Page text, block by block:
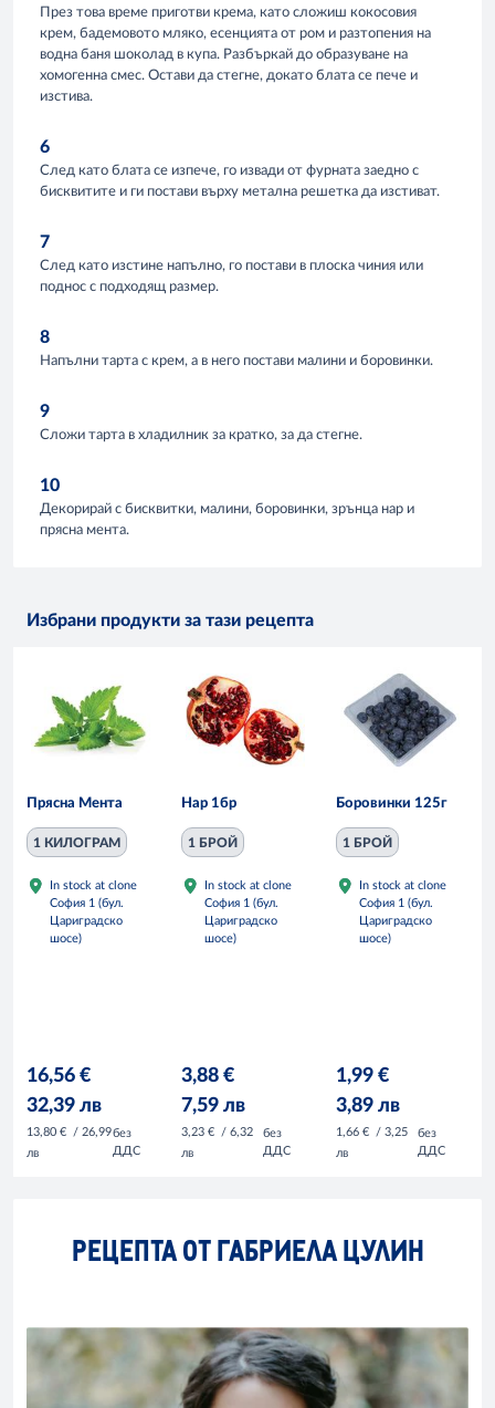
През това време приготви крема, като сложиш кокосовия
крем, бадемовото мляко, есенцията от ром и разтопения на
водна баня шоколад в купа. Разбъркай до образуване на
хомогенна смес. Остави да стегне, докато блата се пече и
изстива.
6
След като блата се изпече, го извади от фурната заедно с
бисквитите и ги постави върху метална решетка да изстиват.
7
След като изстине напълно, го постави в плоска чиния или
поднос с подходящ размер.
8
Напълни тарта с крем, а в него постави малини и боровинки.
9
Сложи тарта в хладилник за кратко, за да стегне.
10
Декорирай с бисквитки, малини, боровинки, зрънца нар и
прясна мента.
Избрани продукти за тази рецепта
Прясна Мента
1 КИЛОГРАМ
In stock at clone
София 1 (бул.
Цариградско
шосе)
16,56 €
32,39 лв
13,80 € / 26,99
лв
без
ДДС
Нар 1бр
1 БРОЙ
In stock at clone
София 1 (бул.
Цариградско
шосе)
3,88 €
7,59 лв
3,23 € / 6,32
лв
без
ДДС
Боровинки 125г
1 БРОЙ
In stock at clone
София 1 (бул.
Цариградско
шосе)
1,99 €
3,89 лв
1,66 € / 3,25
лв
без
ДДС
РЕЦЕПТА ОТ ГАБРИЕЛА ЦУЛИН